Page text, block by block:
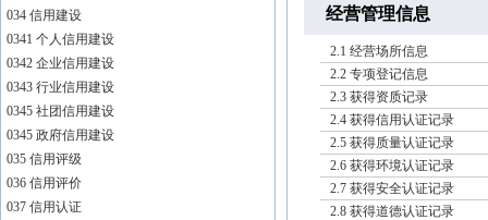
034 信用建设
0341 个人信用建设
0342 企业信用建设
0343 行业信用建设
0345 社团信用建设
0345 政府信用建设
035 信用评级
036 信用评价
037 信用认证
经营管理信息
2.1 经营场所信息
2.2 专项登记信息
2.3 获得资质记录
2.4 获得信用认证记录
2.5 获得质量认证记录
2.6 获得环境认证记录
2.7 获得安全认证记录
2.8 获得道德认证记录